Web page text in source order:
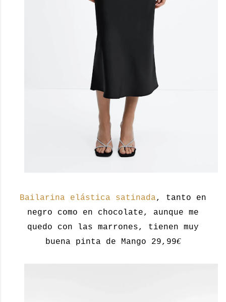
Bailarina elástica satinada, tanto en
negro como en chocolate, aunque me
quedo con las marrones, tienen muy
buena pinta de Mango 29,99€